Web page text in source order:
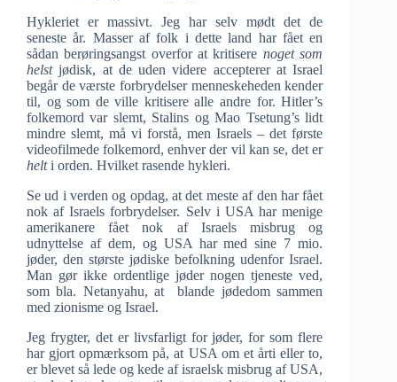
Hykleriet er massivt. Jeg har selv mødt det de
seneste år. Masser af folk i dette land har fået en
sådan berøringsangst overfor at kritisere noget som
helstjødisk, at de uden videre accepterer at Israel
begår de værste forbrydelser menneskeheden kender
til, og som de ville kritisere alle andre for. Hitler’s
folkemord var slemt, Stalins og Mao Tsetung’s lidt
mindre slemt, må vi forstå, men Israels – det første
videofilmede folkemord, enhver der vil kan se, det er
helti orden. Hvilket rasende hykleri.
Se ud i verden og opdag, at det meste af den har fået
nok af Israels forbrydelser. Selv i USA har menige
amerikanere fået nok af Israels misbrug og
udnyttelse af dem, og USA har med sine 7 mio.
jøder, den største jødiske befolkning udenfor Israel.
Man gør ikke ordentlige jøder nogen tjeneste ved,
som bla. Netanyahu, at blande jødedom sammen
med zionisme og Israel.
Jeg frygter, det er livsfarligt for jøder, for som flere
har gjort opmærksom på, at USA om et årti eller to,
er blevet så lede og kede af israelsk misbrug af USA,